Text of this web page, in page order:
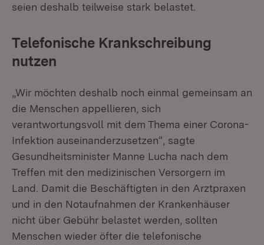
seien deshalb teilweise stark belastet.
Telefonische Krankschreibung
nutzen
„Wir möchten deshalb noch einmal gemeinsam an
die Menschen appellieren, sich
verantwortungsvoll mit dem Thema einer Corona-
Infektion auseinanderzusetzen“, sagte
Gesundheitsminister Manne Lucha nach dem
Treffen mit den medizinischen Versorgern im
Land. Damit die Beschäftigten in den Arztpraxen
und in den Notaufnahmen der Krankenhäuser
nicht über Gebühr belastet werden, sollten
Menschen wieder öfter die telefonische